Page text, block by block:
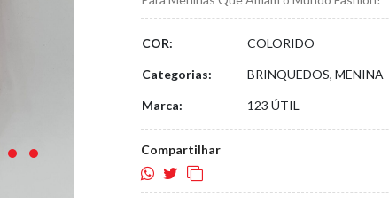
COR: COLORIDO
Categorias: BRINQUEDOS, MENINA
Marca: 123 ÚTIL
Compartilhar